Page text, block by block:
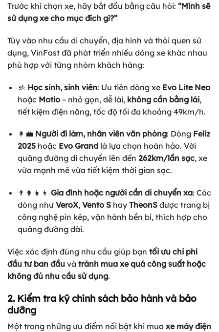
Trước khi chọn xe, hãy bắt đầu bằng câu hỏi: “Mình sẽ
sử dụng xe cho mục đích gì?”
Tùy vào nhu cầu di chuyển, địa hình và thói quen sử
dụng, VinFast đã phát triển nhiều dòng xe khác nhau
phù hợp với từng nhóm khách hàng:
🚸 Học sinh, sinh viên: Ưu tiên dòng xe Evo Lite Neo
hoặc Motio– nhỏ gọn, dễ lái, không cần bằng lái,
tiết kiệm điện năng, tốc độ tối đa khoảng 49km/h.
👩‍💼 Người đi làm, nhân viên văn phòng: Dòng Feliz
2025hoặc Evo Grandlà lựa chọn hoàn hảo. Với
quãng đường di chuyển lên đến 262km/lần sạc, xe
vừa mạnh mẽ vừa tiết kiệm thời gian sạc.
👨‍👩‍👧‍👦 Gia đình hoặc người cần di chuyển xa: Các
dòng như VeroX, Vento Shay TheonSđược trang bị
công nghệ pin kép, vận hành bền bỉ, thích hợp cho
quãng đường dài.
Việc xác định đúng nhu cầu giúp bạn tối ưu chi phí
đầu tư ban đầu và tránh mua xe quá công suất hoặc
không đủ nhu cầu sử dụng.
2. Kiểm tra kỹ chính sách bảo hành và bảo
dưỡng
Một trong những ưu điểm nổi bật khi mua xe máy điện